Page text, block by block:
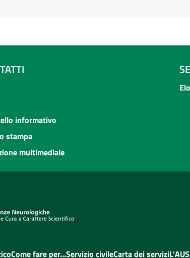
informativo
stampa
multimediale
Come fare per...Servizio civileCarta dei servizi